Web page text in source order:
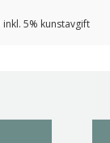
inkl. 5% kunstavgift